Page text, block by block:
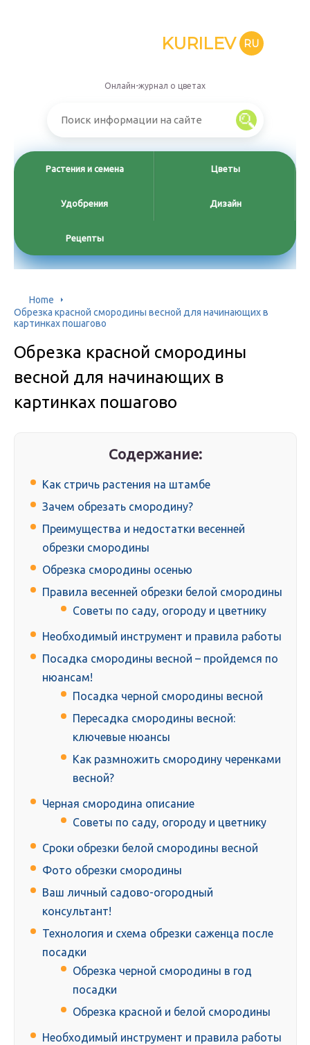
KURILEV RU
Онлайн-журнал о цветах
Растения и семена Цветы
Удобрения Дизайн
Рецепты
Home
Обрезка красной смородины весной для начинающих в
картинках пошагово
Обрезка красной смородины
весной для начинающих в
картинках пошагово
Содержание:
Как стричь растения на штамбе
Зачем обрезать смородину?
Преимущества и недостатки весенней
обрезки смородины
Обрезка смородины осенью
Правила весенней обрезки белой смородины
Советы по саду, огороду и цветнику
Необходимый инструмент и правила работы
Посадка смородины весной – пройдемся по
нюансам!
Посадка черной смородины весной
Пересадка смородины весной:
ключевые нюансы
Как размножить смородину черенками
весной?
Черная смородина описание
Советы по саду, огороду и цветнику
Сроки обрезки белой смородины весной
Фото обрезки смородины
Ваш личный садово-огородный
консультант!
Технология и схема обрезки саженца после
посадки
Обрезка черной смородины в год
посадки
Обрезка красной и белой смородины
Необходимый инструмент и правила работы